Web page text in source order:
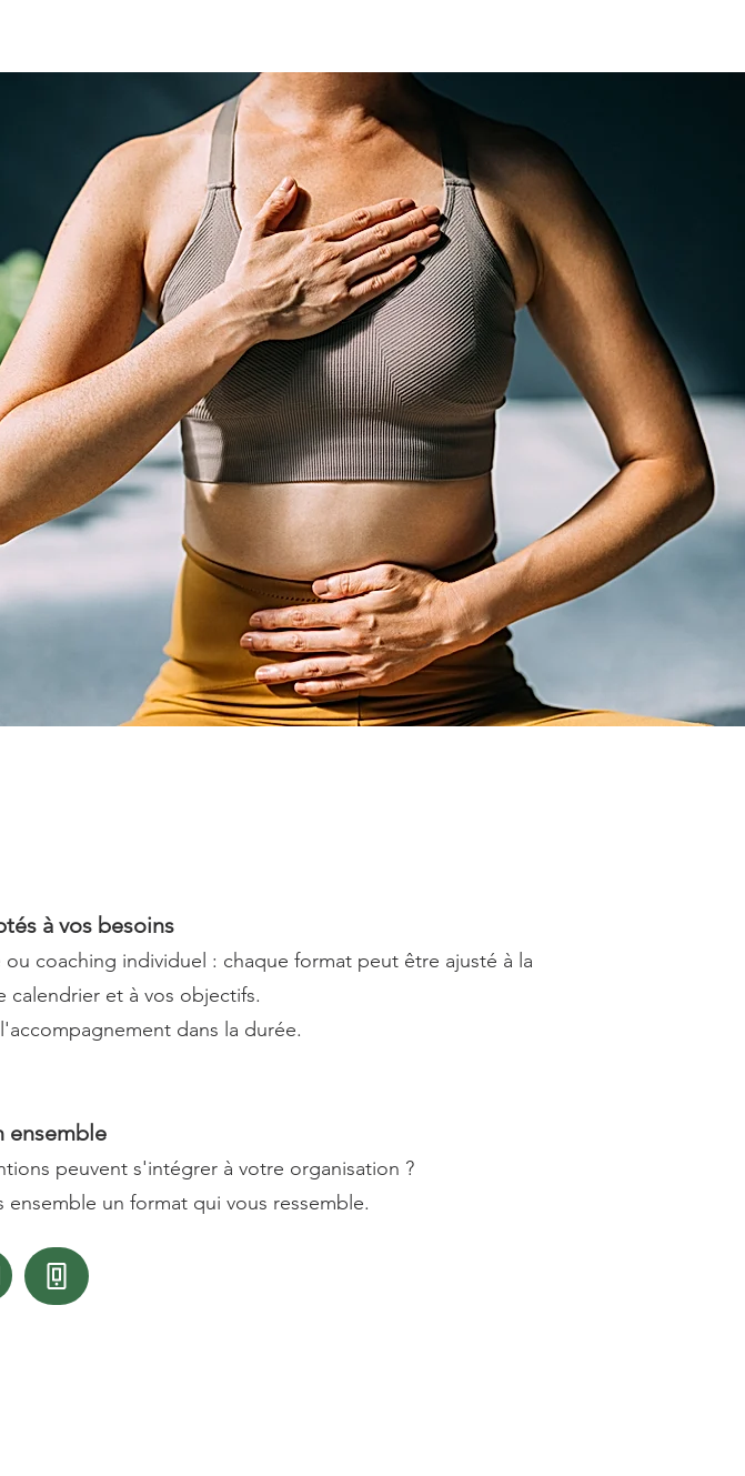
à vos besoins
coaching individuel : chaque format peut être ajusté à la
et à vos objectifs.
dans la durée.
ensemble
peuvent s'intégrer à votre organisation ?
un format qui vous ressemble.